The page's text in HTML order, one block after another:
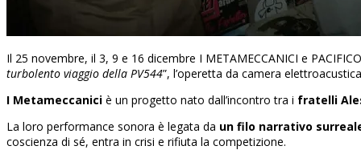
Il 25 novembre, il 3, 9 e 16 dicembre I METAMECCANICI e
turbolento viaggio della PV544”, l’operetta da camera
I Metameccanici è un progetto nato dall’incontro tra i fratelli
La loro performance sonora è legata da un filo narrativo
coscienza di sé, entra in crisi e rifiuta la competizione.